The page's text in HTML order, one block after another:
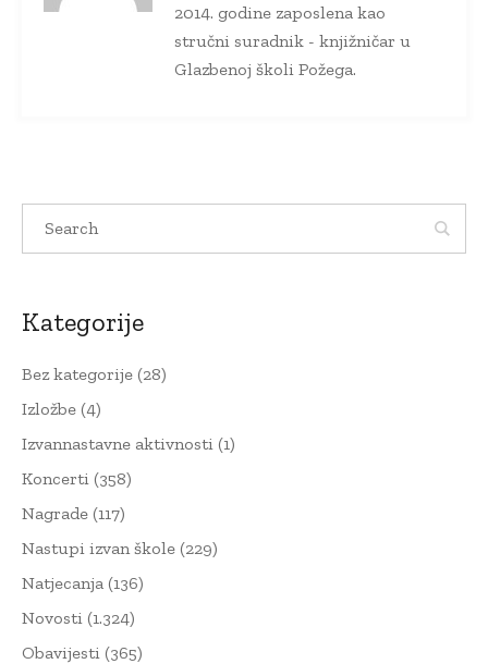
2014. godine zaposlena kao
stručni suradnik - knjižničar u
Glazbenoj školi Požega.
Kategorije
Bez kategorije (28)
Izložbe (4)
Izvannastavne aktivnosti (1)
Koncerti (358)
Nagrade (117)
Nastupi izvan škole (229)
Natjecanja (136)
Novosti (1.324)
Obavijesti (365)